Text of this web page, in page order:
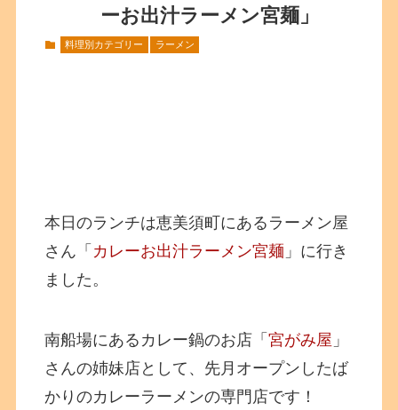
ーお出汁ラーメン宮麺」
料理別カテゴリー ラーメン
本日のランチは恵美須町にあるラーメン屋
さん「 カレーお出汁ラーメン宮麺 」に行き
ました。
南船場にあるカレー鍋のお店「宮がみ屋 」
さんの姉妹店として、先月オープンしたば
かりのカレーラーメンの専門店です！